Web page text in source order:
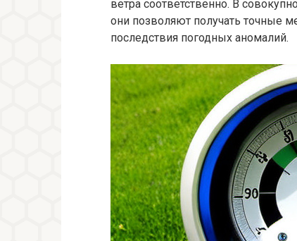
ветра соответственно. В
они позволяют получать точные
последствия погодных аномалий.